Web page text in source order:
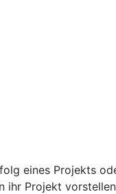
eines Projekts
Projekt